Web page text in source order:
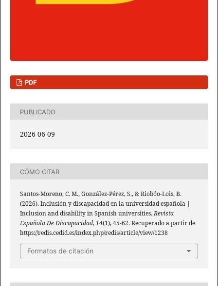
PDF
PUBLICADO
2026-06-09
CÓMO CITAR
Santos-Moreno, C. M., González-Pérez, S., & Riobóo-Lois, B.
(2026). Inclusión y discapacidad en la universidad española |
Inclusion and disability in Spanish universities.Revista
Española De Discapacidad,14(1), 45-62. Recuperado a partir de
https://redis.cedid.es/index.php/redis/article/view/1238
Formatos de citación